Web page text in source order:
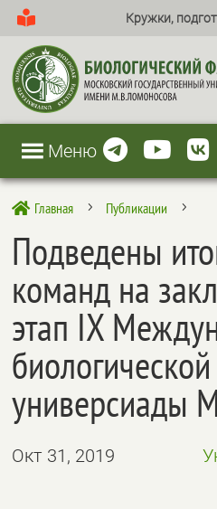
Кружки,
Меню
 Главная 5 Публикации 5
Подведены
команд на
этап IX
биологической
универсиады
Окт 31, 2019